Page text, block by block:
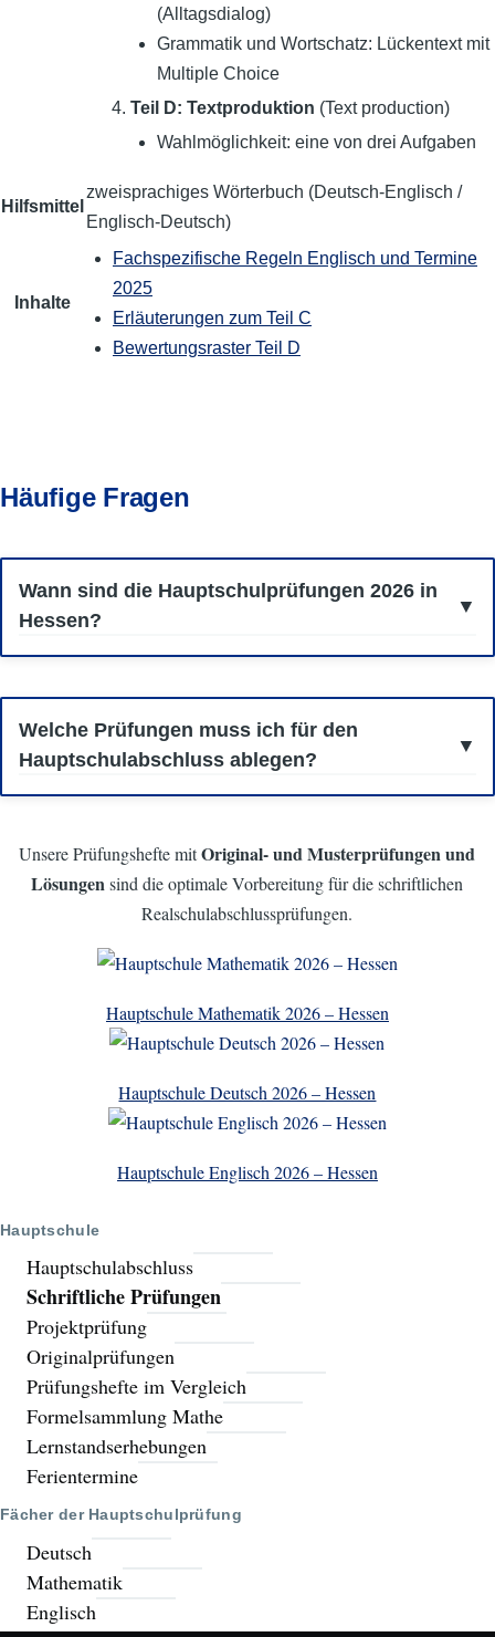
(Alltagsdialog)
Grammatik und Wortschatz: Lückentext mit
Multiple Choice
Teil D: Textproduktion (Text production)
Wahlmöglichkeit: eine von drei Aufgaben
Hilfsmittel
zweisprachiges Wörterbuch (Deutsch-Englisch /
Englisch-Deutsch)
Inhalte
Fach­spezi­fische Regeln Englisch und Termine
2025
Erläuterungen zum Teil C
Bewertungsraster Teil D
Häufige Fragen
Wann sind die Hauptschulprüfungen 2026 in
Hessen?
22.05.2026statt.
Welche Prüfungen muss ich für den
Hauptschulabschluss ablegen?
Unsere Prüfungshefte mitOriginal- undMusterprüfungen und
Lösungensind die optimale Vorbereitung für die schriftlichen
Realschulabschlussprüfungen.
Hauptschule Mathematik 2026 – Hessen
Hauptschule Deutsch 2026 – Hessen
Hauptschule Englisch 2026 – Hessen
Hauptschule
Hauptschulabschluss
Schriftliche Prüfungen
Projektprüfung
Originalprüfungen
Prüfungshefte im Vergleich
Formelsammlung Mathe
Lernstandserhebungen
Ferientermine
Fächer der Hauptschulprüfung
Deutsch
Mathematik
Englisch